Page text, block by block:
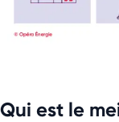
Qui est le